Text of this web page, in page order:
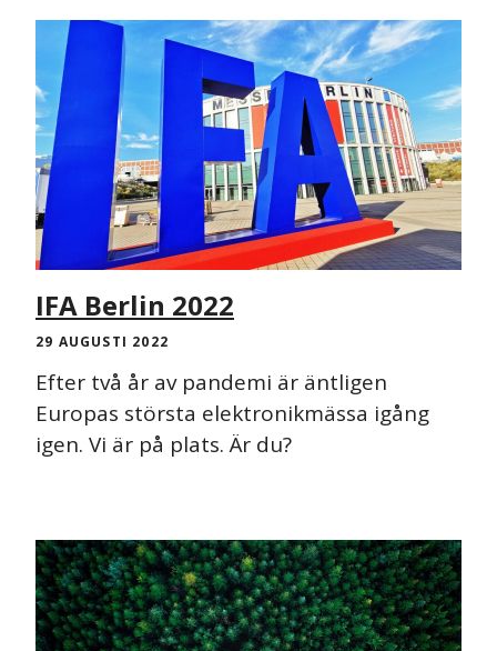
IFA Berlin 2022
29 AUGUSTI 2022
Efter två år av pandemi är äntligen
Europas största elektronikmässa igång
igen. Vi är på plats. Är du?